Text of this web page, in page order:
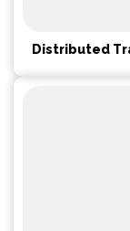
Distributed